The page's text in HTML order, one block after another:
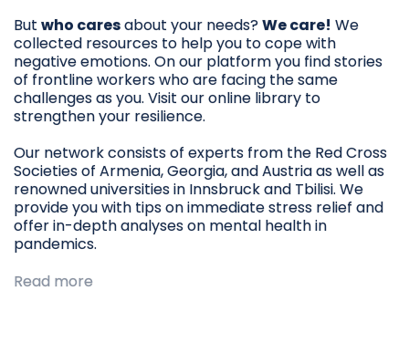
But who caresabout your needs?We care! We
collected resources to help you to cope with
negative emotions. On our platform you find stories
of frontline workers who are facing the same
challenges as you. Visit our online library to
strengthen your resilience.
Our network consists of experts from the Red Cross
Societies of Armenia, Georgia, and Austria as well as
renowned universities in Innsbruck and Tbilisi. We
provide you with tips on immediate stress relief and
offer in-depth analyses on mental health in
pandemics.
Read more